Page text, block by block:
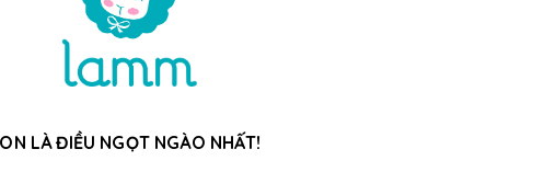
LÀ ĐIỀU NGỌT NGÀO NHẤT!